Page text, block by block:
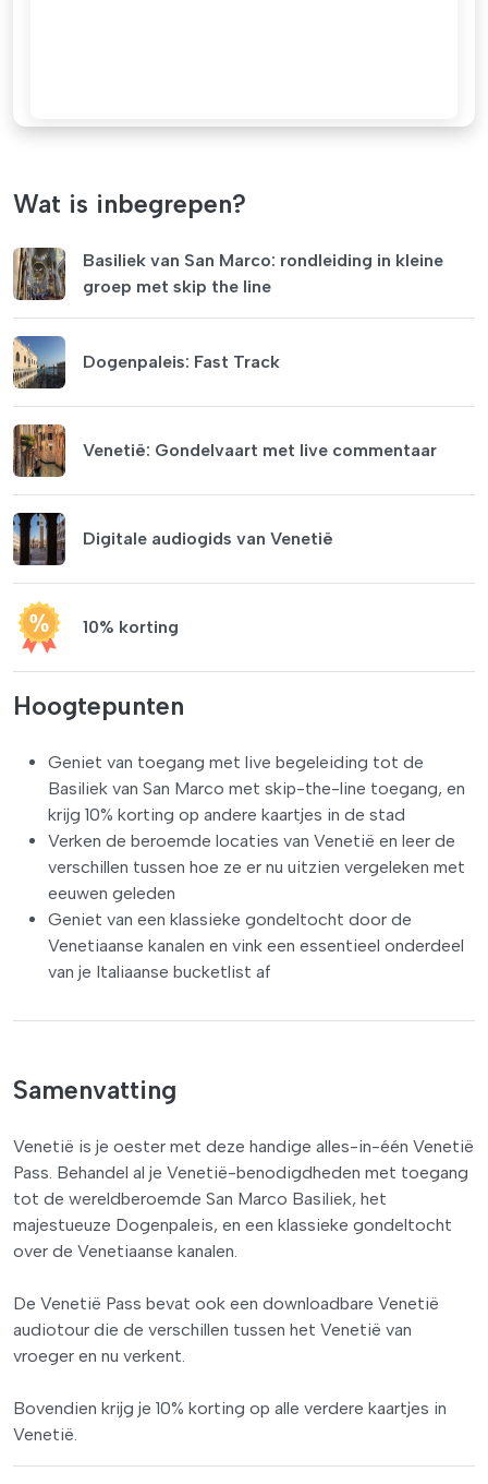
Wat is inbegrepen?
Basiliek van San Marco: rondleiding in kleine
groep met skip the line
Dogenpaleis: Fast Track
Venetië: Gondelvaart met live commentaar
Digitale audiogids van Venetië
10% korting
Hoogtepunten
Geniet van toegang met live begeleiding tot de
Basiliek van San Marco met skip-the-line toegang, en
krijg 10% korting op andere kaartjes in de stad
Verken de beroemde locaties van Venetië en leer de
verschillen tussen hoe ze er nu uitzien vergeleken met
eeuwen geleden
Geniet van een klassieke gondeltocht door de
Venetiaanse kanalen en vink een essentieel onderdeel
van je Italiaanse bucketlist af
Samenvatting
Venetië is je oester met deze handige alles-in-één Venetië
Pass. Behandel al je Venetië-benodigdheden met toegang
tot de wereldberoemde San Marco Basiliek, het
majestueuze Dogenpaleis, en een klassieke gondeltocht
over de Venetiaanse kanalen.
De Venetië Pass bevat ook een downloadbare Venetië
audiotour die de verschillen tussen het Venetië van
vroeger en nu verkent.
Bovendien krijg je 10% korting op alle verdere kaartjes in
Venetië.